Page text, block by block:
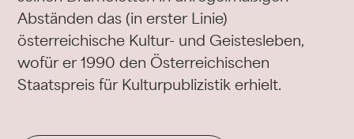
Abständen das (in erster Linie)
österreichische Kultur- und Geistesleben,
wofür er 1990 den Österreichischen
Staatspreis für Kulturpublizistik erhielt.